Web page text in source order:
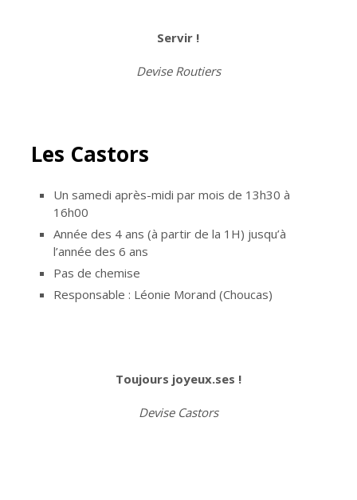
Servir !
Devise Routiers
Les Castors
Un samedi après-midi par mois de 13h30 à
16h00
Année des 4 ans (à partir de la 1H) jusqu’à
l’année des 6 ans
Pas de chemise
Responsable : Léonie Morand (Choucas)
Toujours joyeux.ses !
Devise Castors